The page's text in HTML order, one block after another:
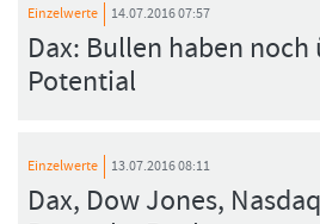
Einzelwerte 14.07.2016 07:57
Dax: Bullen haben
Potential
Einzelwerte 13.07.2016 08:11
Dax, Dow Jones,